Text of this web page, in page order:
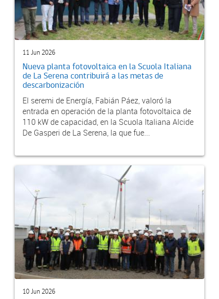
11 Jun 2026
Nueva planta fotovoltaica en la Scuola Italiana
de La Serena contribuirá a las metas de
descarbonización
El seremi de Energía, Fabián Páez, valoró la
entrada en operación de la planta fotovoltaica de
110 kW de capacidad, en la Scuola Italiana Alcide
De Gasperi de La Serena, la que fue...
10 Jun 2026